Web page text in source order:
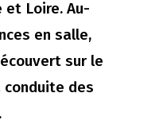
et Loire. Au-
en salle,
sur le
conduite des